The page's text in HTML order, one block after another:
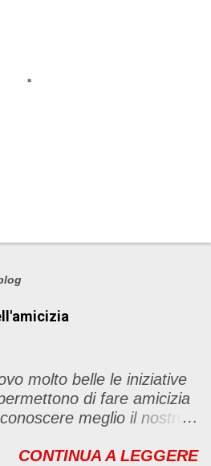
molto belle le iniziative
di fare amicizia
meglio il nostro
dell'amicizia .... Mi
CONTINUA A LEGGERE